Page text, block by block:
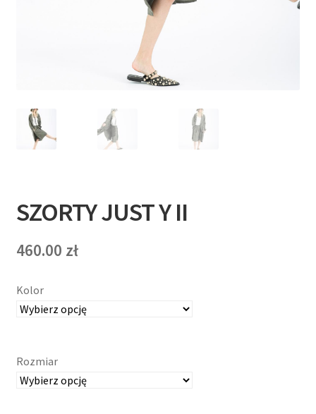
N
E
T
SZORTY JUST Y II
460.00 zł
Kolor
Rozmiar